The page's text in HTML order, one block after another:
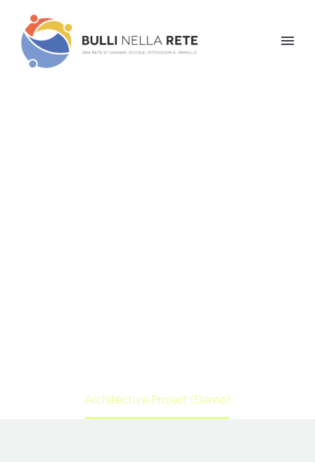
Architecture Project (Demo)